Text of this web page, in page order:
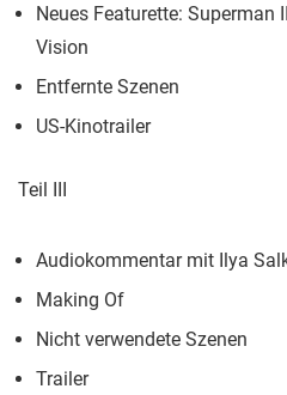
Neues Featurette: Superman
Vision
Entfernte Szenen
US-Kinotrailer
Teil III
Audiokommentar mit Ilya
Making Of
Nicht verwendete Szenen
Trailer